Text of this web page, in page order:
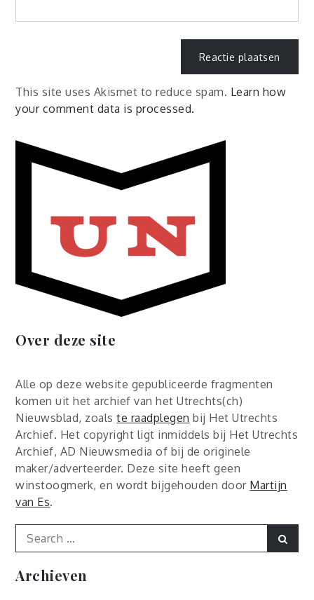
This site uses Akismet to reduce spam. Learn how
your comment data is processed.
Over deze site
Alle op deze website gepubliceerde fragmenten
komen uit het archief van het Utrechts(ch)
Nieuwsblad, zoalste raadplegen bij Het Utrechts
Archief. Het copyright ligt inmiddels bij Het Utrechts
Archief, AD Nieuwsmedia of bij de originele
maker/adverteerder. Deze site heeft geen
winstoogmerk, en wordt bijgehouden door Martijn
van Es.
Search
for:
Archieven